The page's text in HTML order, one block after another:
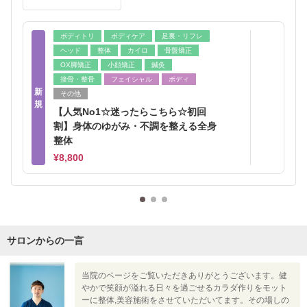
新
規
ボディトリ ボディケア
足裏・リフレ
ヘッド
整体 カイロ
骨盤矯正
OX脚矯正
小顔矯正
鍼灸
接骨・整骨
フェイシャル
ボディ
その他
【人気No1☆迷ったらこちら☆初回
割】身体のゆがみ・不調を整える全身
整体
¥8,800
サロンからの一言
当院のページをご覧いただきありがとうございます。健
やかで笑顔が溢れる日々を過ごせるカラダ作りをモット
ーに整体,美容施術をさせていただいてます。その場しの